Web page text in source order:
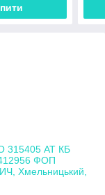
315405 АТ КБ
ФОП
Хмельницький,